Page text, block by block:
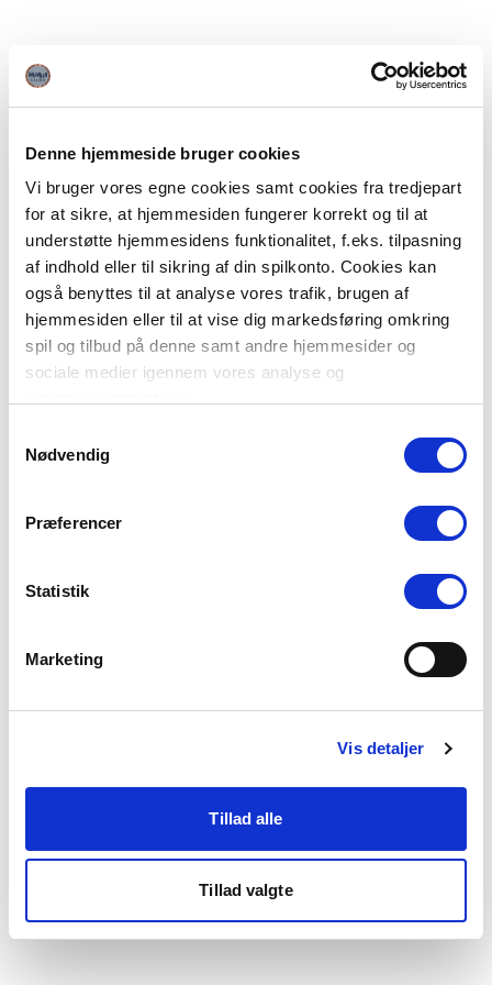
Denne hjemmeside bruger cookies
Vi bruger vores egne cookies samt cookies fra tredjepart
for at sikre, at hjemmesiden fungerer korrekt og til at
understøtte hjemmesidens funktionalitet, f.eks. tilpasning
af indhold eller til sikring af din spilkonto. Cookies kan
også benyttes til at analyse vores trafik, brugen af
hjemmesiden eller til at vise dig markedsføring omkring
spil og tilbud på denne samt andre hjemmesider og
sociale medier igennem vores analyse og
Du kan læse mere om vores brug af cookies under
"Detaljer" eller ved at klikke videre til vores Cookiepolitik,
Nødvendig
Præferencer
Statistik
Marketing
Vis detaljer
Tillad alle
Tillad valgte